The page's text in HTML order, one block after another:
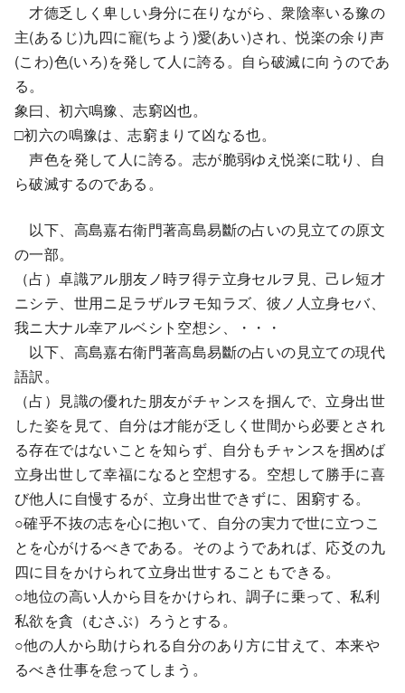
才德乏しく卑しい身分に在りながら、衆陰率いる豫の
主(あるじ)九四に寵(ちよう)愛(あい)され、悦楽の余り声
(こわ)色(いろ)を発して人に誇る。自ら破滅に向うのであ
る。
象曰、初六鳴豫、志窮凶也。
□初六の鳴豫は、志窮まりて凶なる也。
声色を発して人に誇る。志が脆弱ゆえ悦楽に耽り、自
ら破滅するのである。
以下、高島嘉右衛門著高島易斷の占いの見立ての原文
の一部。
（占）卓識アル朋友ノ時ヲ得テ立身セルヲ見、己レ短才
ニシテ、世用ニ足ラザルヲモ知ラズ、彼ノ人立身セバ、
我ニ大ナル幸アルベシト空想シ、・・・
以下、高島嘉右衛門著高島易斷の占いの見立ての現代
語訳。
（占）見識の優れた朋友がチャンスを掴んで、立身出世
した姿を見て、自分は才能が乏しく世間から必要とされ
る存在ではないことを知らず、自分もチャンスを掴めば
立身出世して幸福になると空想する。空想して勝手に喜
び他人に自慢するが、立身出世できずに、困窮する。
○確乎不抜の志を心に抱いて、自分の実力で世に立つこ
とを心がけるべきである。そのようであれば、応爻の九
四に目をかけられて立身出世することもできる。
○地位の高い人から目をかけられ、調子に乗って、私利
私欲を貪（むさぶ）ろうとする。
○他の人から助けられる自分のあり方に甘えて、本来や
るべき仕事を怠ってしまう。